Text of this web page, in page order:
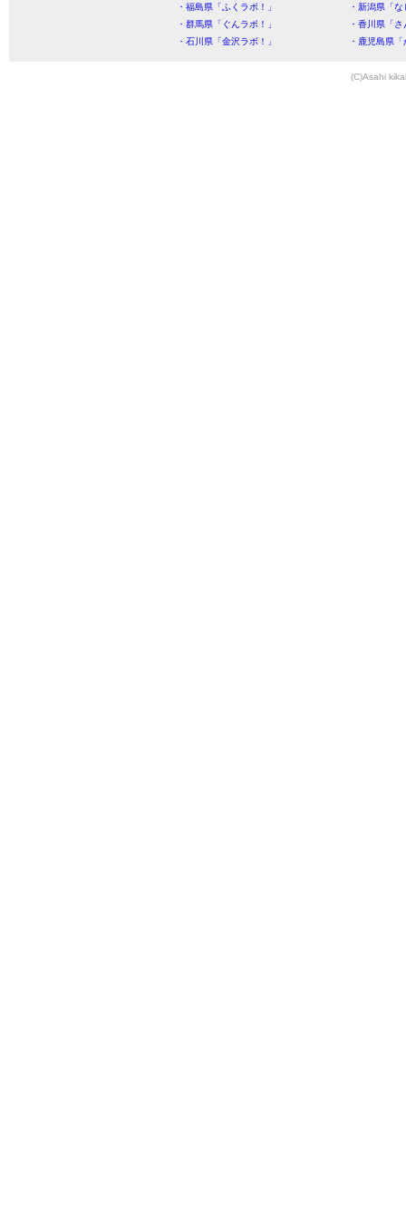
・福島県「ふくラボ！」
・新潟県「
・群馬県「ぐんラボ！」
・香川県「
・石川県「金沢ラボ！」
・鹿児島県
(C)Asahi